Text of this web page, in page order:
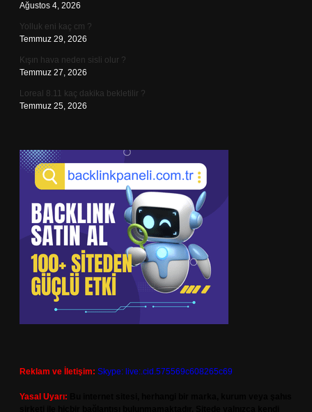
Ağustos 4, 2026
Yolluk eni kaç cm ?
Temmuz 29, 2026
Kışın hava neden sisli olur ?
Temmuz 27, 2026
Loreal 8.11 kaç dakika bekletilir ?
Temmuz 25, 2026
Reklam ve İletişim: Skype: live:.cid.575569c608265c69
Yasal Uyarı: